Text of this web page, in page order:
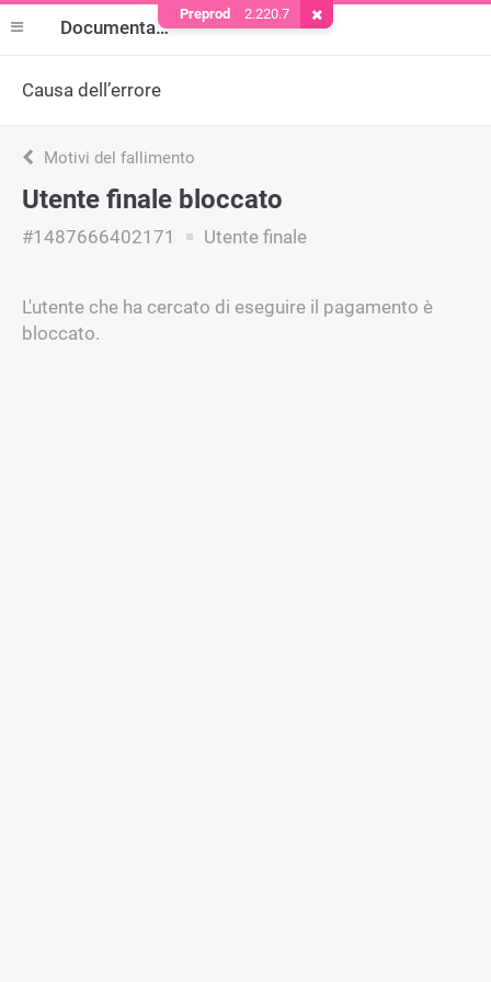
Documentazione
Causa dell’errore
Motivi del fallimento
Utente finale bloccato
#1487666402171 Utente finale
L'utente che ha cercato di eseguire il pagamento è
bloccato.
Preprod 2.220.7 Rimuovere il cookie